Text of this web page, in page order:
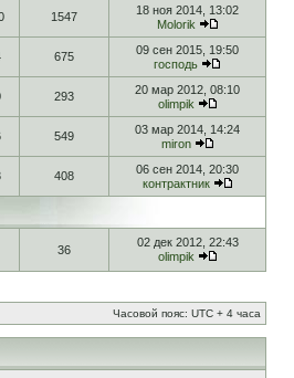
1547
18 ноя 2014, 13:02
Molorik
675
09 сен 2015, 19:50
господь
293
20 мар 2012, 08:10
olimpik
549
03 мар 2014, 14:24
miron
408
06 сен 2014, 20:30
контрактник
36
02 дек 2012, 22:43
olimpik
Часовой пояс: UTC + 4 часа